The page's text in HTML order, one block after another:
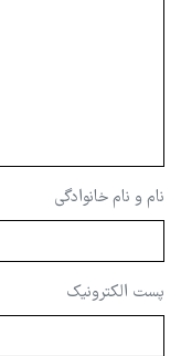
نام و نام خانوادگی
پست الکترونیک